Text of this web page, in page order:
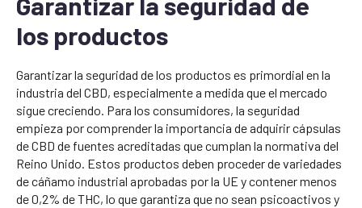
los productos
Garantizar la seguridad de los productos es primordial en la
industria del CBD, especialmente a medida que el mercado
sigue creciendo. Para los consumidores, la seguridad
empieza por comprender la importancia de adquirir cápsulas
de CBD de fuentes acreditadas que cumplan la normativa del
Reino Unido. Estos productos deben proceder de variedades
de cáñamo industrial aprobadas por la UE y contener menos
de 0,2% de THC, lo que garantiza que no sean psicoactivos y